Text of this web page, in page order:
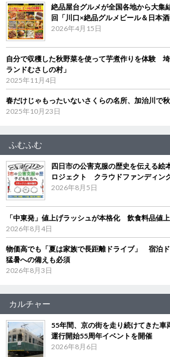
絶品屋台グルメが全国各地から大
回「川口×絶品グルメビール＆日本
2026年4月15日
自分で収穫した秋野菜を使って芋煮作りを体験
ランドむさしの村」
2025年11月4日
春だけじゃもったいないさくらの名所、加治川で
2025年10月23日
ふむふむ
四日市の公害克服の歴史を伝える絵
ロジェクト クラウドファンディン
2026年8月5日
「中東発」値上げラッシュが本格化 飲食料品値
2026年8月4日
物価高でも「夏は家族で長距離ドライブ」 宿泊
猛暑への備えも必須
2026年8月3日
カルチャー
55年間、京の街を走り続けてきた
運行開始55周年イベントを開催
2026年8月6日